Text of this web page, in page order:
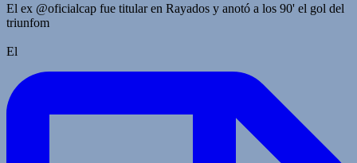
El ex @oficialcap fue titular en Rayados y anotó a los 90' el gol del
triunfom
El